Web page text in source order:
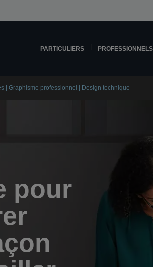
PARTICULIERS PROFESSIONNELS
| Graphisme professionnel | Design technique
pour